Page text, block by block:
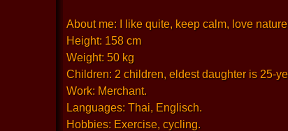
About me: I like quite, keep calm, love
Height: 158 cm
Weight: 50 kg
Children: 2 children, eldest daughter is 25-
Work: Merchant.
Languages: Thai, Englisch.
Hobbies: Exercise, cycling.